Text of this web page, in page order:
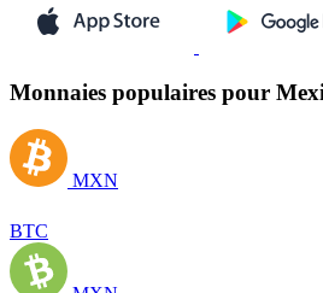
Monnaies populaires pour
MXN
BTC